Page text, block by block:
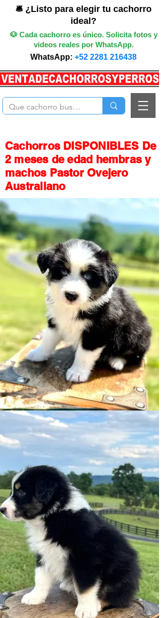
🛎️ ¿Listo para elegir tu cachorro
ideal?
🐶 Cada cachorro es único. Solicita fotos y
videos reales por WhatsApp.
WhatsApp: +52 2281 216438
Cachorros DISPONIBLES De
2 meses de edad hembras y
machos Pastor Ovejero
Australiano